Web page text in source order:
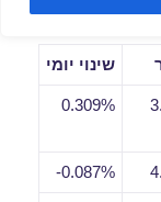
שינוי יומי
0.309%
0.087%-